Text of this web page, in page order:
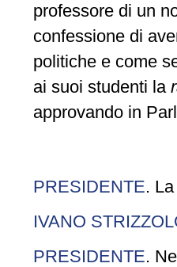
professore di un
confessione di
politiche e come
ai suoi studenti la
approvando in
PRESIDENTE.
IVANO
PRESIDENTE.